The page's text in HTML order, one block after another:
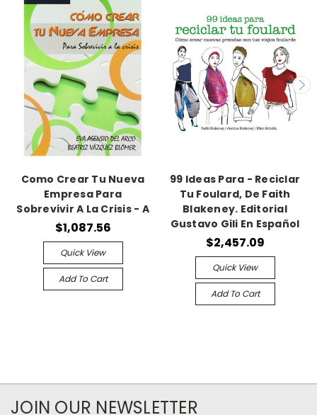
Como Crear Tu Nueva
Empresa Para
Sobrevivir A La Crisis - A
$1,087.56
Quick View
Add To Cart
99 Ideas Para - Reciclar
Tu Foulard, De Faith
Blakeney. Editorial
Gustavo Gili En Español
$2,457.09
Quick View
Add To Cart
JOIN OUR NEWSLETTER